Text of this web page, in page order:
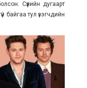
Сүүлийн дугаарт
байгаа тул үзэгчдийн